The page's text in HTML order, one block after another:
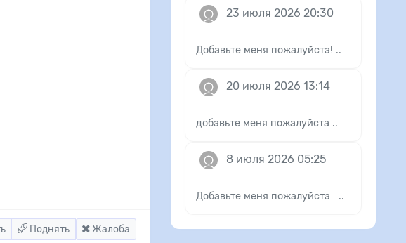
Поднять Жалоба
23 июля 2026 20:30
Добавьте меня пожалуйста! ..
20 июля 2026 13:14
добавьте меня пожалуйста ..
8 июля 2026 05:25
Добавьте меня пожалуйста ..